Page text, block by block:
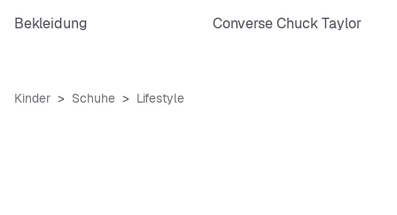
Bekleidung
Converse Chuck Taylor
Kinder Schuhe Lifestyle